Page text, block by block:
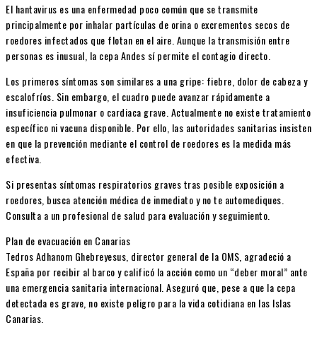
El hantavirus es una enfermedad poco común que se transmite
principalmente por inhalar partículas de orina o excrementos secos de
roedores infectados que flotan en el aire. Aunque la transmisión entre
personas es inusual, la cepa Andes sí permite el contagio directo.
Los primeros síntomas son similares a una gripe: fiebre, dolor de cabeza y
escalofríos. Sin embargo, el cuadro puede avanzar rápidamente a
insuficiencia pulmonar o cardiaca grave. Actualmente no existe tratamiento
específico ni vacuna disponible. Por ello, las autoridades sanitarias insisten
en que la prevención mediante el control de roedores es la medida más
efectiva.
Si presentas síntomas respiratorios graves tras posible exposición a
roedores, busca atención médica de inmediato y no te automediques.
Consulta a un profesional de salud para evaluación y seguimiento.
Plan de evacuación en Canarias
Tedros Adhanom Ghebreyesus, director general de la OMS, agradeció a
España por recibir al barco y calificó la acción como un “deber moral” ante
una emergencia sanitaria internacional. Aseguró que, pese a que la cepa
detectada es grave, no existe peligro para la vida cotidiana en las Islas
Canarias.